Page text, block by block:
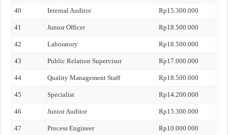
40 Internal Auditor Rp15.300.000
41 Junior Officer Rp18.500.000
42 Laboratory Rp18.500.000
43 Public Relation Supervisor Rp17.000.000
44 Quality Management Staff Rp18.500.000
45 Specialist Rp14.200.000
46 Junior Auditor Rp15.300.000
47 Process Engineer Rp10.000.000